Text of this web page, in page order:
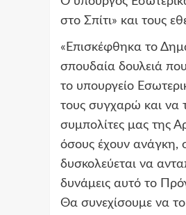
στο Σπίτι» και τους
«Επισκέφθηκα το
σπουδαία δουλειά
το υπουργείο
τους συγχαρώ και να
συμπολίτες μας της
όσους έχουν ανάγκη,
δυσκολεύεται να
δυνάμεις αυτό το Π
Θα συνεχίσουμε να